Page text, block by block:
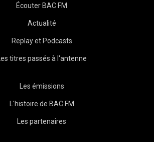
Écouter BAC FM
Actualité
Replay et Podcasts
Les titres passés à l'antenne
Les émissions
L'histoire de BAC FM
Les partenaires